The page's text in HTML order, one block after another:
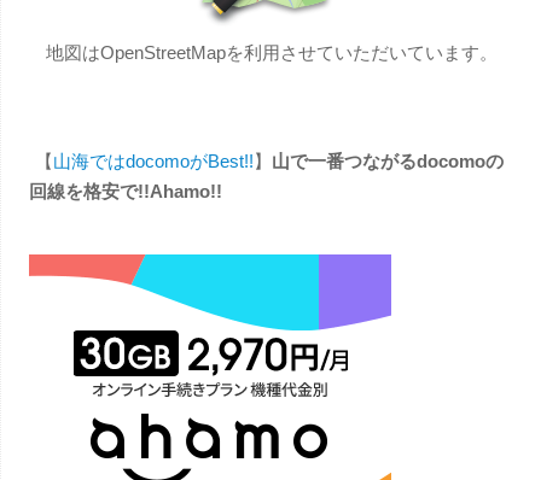
地図はOpenStreetMapを利用させていただいています。
【山海ではdocomoがBest!!】 山で一番つながるdocomoの
回線を格安で!!Ahamo!!